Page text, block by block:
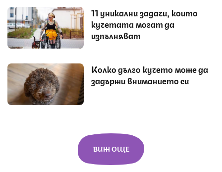
11 уникални задачи, които
кучетата могат да
изпълняват
Колко дълго кучето може да
задържи вниманието си
ВИЖ ОЩЕ